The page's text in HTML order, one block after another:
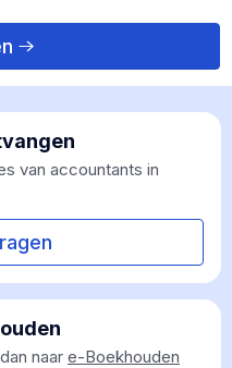
van accountants in
naar e-Boekhouden